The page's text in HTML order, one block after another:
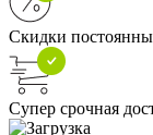
Скидки
Супер срочная